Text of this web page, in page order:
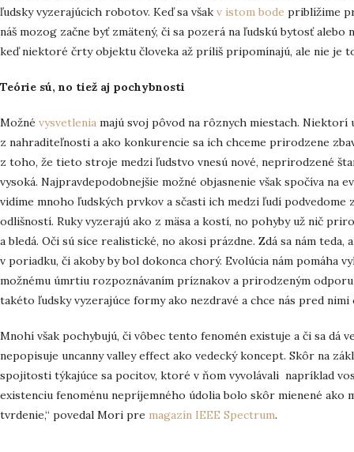
ľudsky vyzerajúcich robotov. Keď sa však v istom bode priblížime
náš mozog začne byť zmätený, či sa pozerá na ľudskú bytosť alebo
keď niektoré črty objektu človeka až príliš pripomínajú, ale nie je
Teórie sú, no tiež aj pochybnosti
Možné vysvetlenia majú svoj pôvod na rôznych miestach. Niektorí
z nahraditeľnosti a ako konkurencie sa ich chceme prirodzene
z toho, že tieto stroje medzi ľudstvo vnesú nové, neprirodzené
vysoká. Najpravdepodobnejšie možné objasnenie však spočíva na
vidíme mnoho ľudských prvkov a sčasti ich medzi ľudí podvedome
odlišností. Ruky vyzerajú ako z mäsa a kostí, no pohyby už nič
a bledá. Oči sú síce realistické, no akosi prázdne. Zdá sa nám
v poriadku, či akoby by bol dokonca chorý. Evolúcia nám pomáha
možnému úmrtiu rozpoznávaním príznakov a prirodzeným
takéto ľudsky vyzerajúce formy ako nezdravé a chce nás pred nimi
Mnohí však pochybujú, či vôbec tento fenomén existuje a či sa dá
nepopisuje uncanny valley effect ako vedecký koncept. Skôr na
spojitosti týkajúce sa pocitov, ktoré v ňom vyvolávali napríklad
existenciu fenoménu nepríjemného údolia bolo skôr mienené ako
tvrdenie,“ povedal Mori pre magazín IEEE Spectrum.